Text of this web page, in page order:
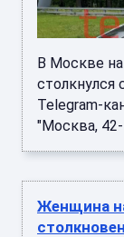
В Москве
столкнулся
Telegram-
"Москва,
Женщина